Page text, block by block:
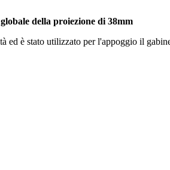
della proiezione di 38mm
ed è stato utilizzato per l'appoggio il